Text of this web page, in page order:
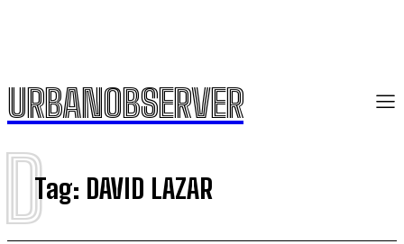
URBANOBSERVER
Tag: DAVID LAZAR
D